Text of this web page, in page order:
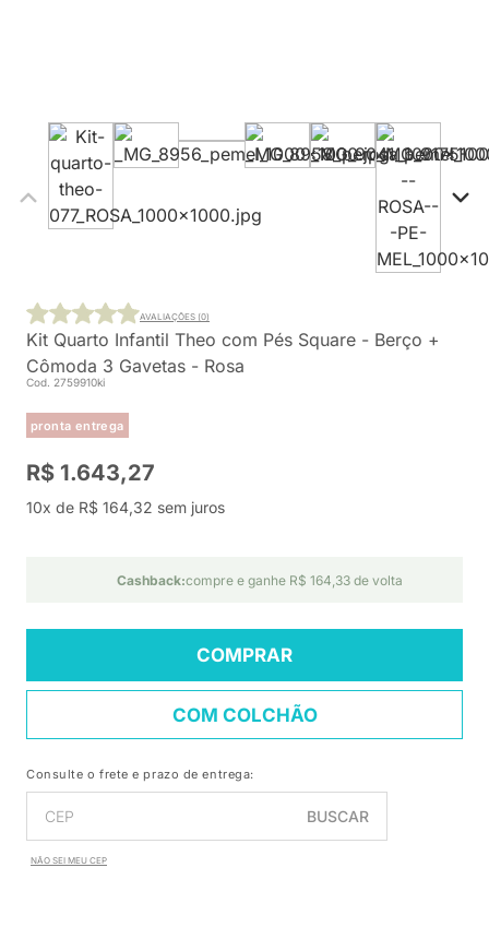
Kit Quarto Infantil Theo com Pés Square - Berço +
Cômoda 3 Gavetas - Rosa
Cod. 2759910ki
pronta entrega
AVALIAÇÕES (0)
R$ 1.643,27
10x de R$ 164,32 sem juros
Cashback:compre e ganhe R$ 164,33 de volta
COMPRAR
COM COLCHÃO
Consulte o frete e prazo de entrega:
BUSCAR
NÃO SEI MEU CEP